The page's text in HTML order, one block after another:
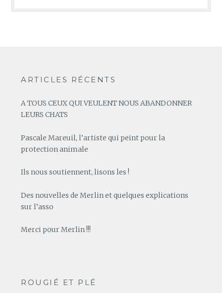
ARTICLES RÉCENTS
A TOUS CEUX QUI VEULENT NOUS ABANDONNER
LEURS CHATS
Pascale Mareuil, l’artiste qui peint pour la
protection animale
Ils nous soutiennent, lisons les !
Des nouvelles de Merlin et quelques explications
sur l’asso
Merci pour Merlin !!!
ROUGIÉ ET PLÉ